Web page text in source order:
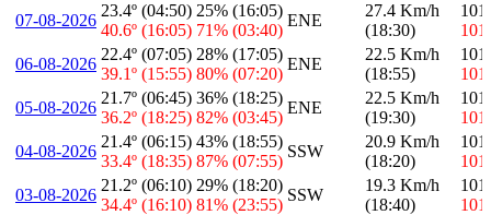
07-08-2026
23.4º (04:50)
40.6º (16:05)
25% (16:05)
71% (03:40)
ENE
27.4 Km/h
(18:30)
06-08-2026
22.4º (07:05)
39.1º (15:55)
28% (17:05)
80% (07:20)
ENE
22.5 Km/h
(18:55)
05-08-2026
21.7º (06:45)
36.2º (18:25)
36% (18:25)
82% (03:45)
ENE
22.5 Km/h
(19:30)
04-08-2026
21.4º (06:15)
33.4º (18:35)
43% (18:55)
87% (07:55)
SSW
20.9 Km/h
(18:20)
03-08-2026
21.2º (06:10)
34.4º (16:10)
29% (18:20)
81% (23:55)
SSW
19.3 Km/h
(18:40)